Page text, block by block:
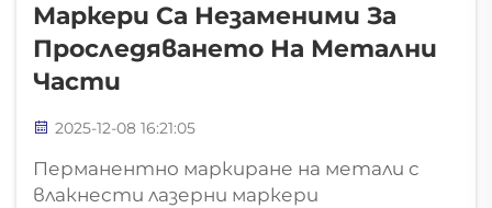
Маркери Са Незаменими За
Проследяването На Метални
Части
2025-12-08 16:21:05
Перманентно маркиране на метали с
влакнести лазерни маркери